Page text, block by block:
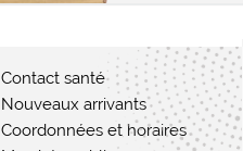
Contact santé
Nouveaux arrivants
Coordonnées et horaires